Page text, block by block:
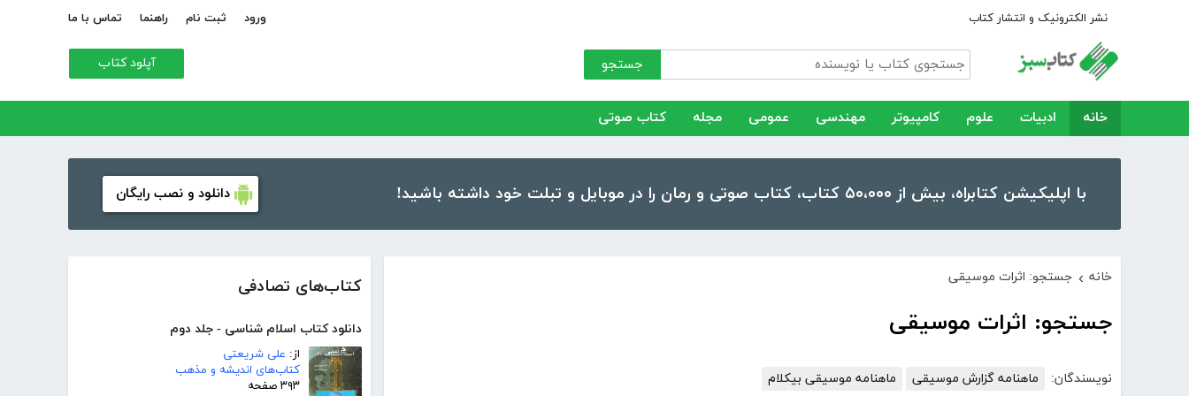
نشر الکترونیک و انتشار کتاب ورود ثبت نام راهنما تماس با ما
جستجو آپلود کتاب
خانه ادبیات علوم کامپیوتر مهندسی عمومی مجله کتاب صوتی
با اپلیکیشن کتابراه، بیش از ۵۰،۰۰۰ کتاب، کتاب صوتی و رمان را در موبایل و تبلت خود داشته باشید! دانلود و نصب رایگان
کتاب‌های تصادفی
دانلود کتاب اسلام شناسی - جلد دوم
از: علی شریعتی
کتاب‌های اندیشه و مذهب
۳۹۳ صفحه
خانه › جستجو: اثرات موسیقی
جستجو: اثرات موسیقی
نویسندگان: ماهنامه گزارش موسیقی ماهنامه موسیقی بیکلام